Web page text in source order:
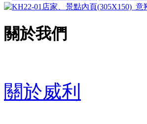
關於我們
關於威利